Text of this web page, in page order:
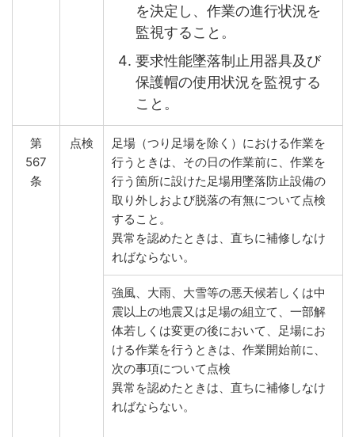
を決定し、作業の進行状況を
監視すること。
要求性能墜落制止用器具及び
保護帽の使用状況を監視する
こと。
第
567
条
点検
足場（つり足場を除く）における作業を
行うときは、その日の作業前に、作業を
行う箇所に設けた足場用墜落防止設備の
取り外しおよび脱落の有無について点検
すること。
異常を認めたときは、直ちに補修しなけ
ればならない。
強風、大雨、大雪等の悪天候若しくは中
震以上の地震又は足場の組立て、一部解
体若しくは変更の後において、足場にお
ける作業を行うときは、作業開始前に、
次の事項について点検
異常を認めたときは、直ちに補修しなけ
ればならない。